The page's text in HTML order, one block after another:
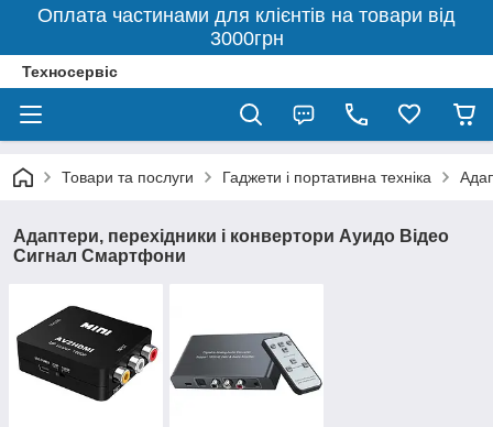
Оплата частинами для клієнтів на товари від
3000грн
Техносервіс
Товари та послуги Гаджети і портативна техніка
Адаптери, перехідники і конвертори Ауидо Відео
Сигнал Смартфони